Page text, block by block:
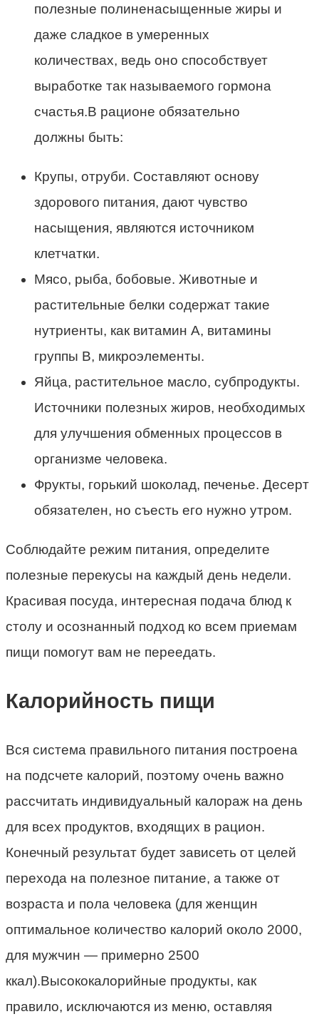
полезные полиненасыщенные жиры и
даже сладкое в умеренных
количествах, ведь оно способствует
выработке так называемого гормона
счастья.В рационе обязательно
должны быть:
Крупы, отруби. Составляют основу
здорового питания, дают чувство
насыщения, являются источником
клетчатки.
Мясо, рыба, бобовые. Животные и
растительные белки содержат такие
нутриенты, как витамин А, витамины
группы В, микроэлементы.
Яйца, растительное масло, субпродукты.
Источники полезных жиров, необходимых
для улучшения обменных процессов в
организме человека.
Фрукты, горький шоколад, печенье. Десерт
обязателен, но съесть его нужно утром.
Cоблюдайте режим питания, определите
полезные перекусы на каждый день недели.
Красивая посуда, интересная подача блюд к
столу и осознанный подход ко всем приемам
пищи помогут вам не переедать.
Калорийность пищи
Вся система правильного питания построена
на подсчете калорий, поэтому очень важно
рассчитать индивидуальный калораж на день
для всех продуктов, входящих в рацион.
Конечный результат будет зависеть от целей
перехода на полезное питание, а также от
возраста и пола человека (для женщин
оптимальное количество калорий около 2000,
для мужчин — примерно 2500
ккал).Высококалорийные продукты, как
правило, исключаются из меню, оставляя